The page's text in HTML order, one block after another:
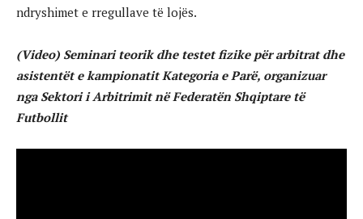
ndryshimet e rregullave të lojës.
(Video) Seminari teorik dhe testet fizike për arbitrat dhe
asistentët e kampionatit Kategoria e Parë, organizuar
nga Sektori i Arbitrimit në Federatën Shqiptare të
Futbollit